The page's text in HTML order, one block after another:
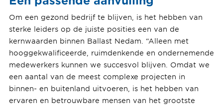
Om een ​​gezond bedrijf te blijven, is het hebben van
sterke leiders op de juiste posities een van de
kernwaarden binnen Ballast Nedam. “Alleen met
hooggekwalificeerde, ruimdenkende en ondernemende
medewerkers kunnen we succesvol blijven. Omdat we
een aantal van de meest complexe projecten in
binnen- en buitenland uitvoeren, is het hebben van
ervaren en betrouwbare mensen van het grootste